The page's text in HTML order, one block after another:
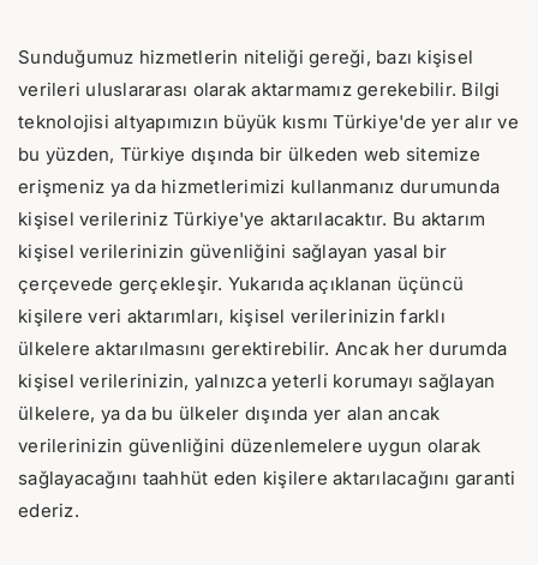
Sunduğumuz hizmetlerin niteliği gereği, bazı kişisel
verileri uluslararası olarak aktarmamız gerekebilir. Bilgi
teknolojisi altyapımızın büyük kısmı Türkiye'de yer alır ve
bu yüzden, Türkiye dışında bir ülkeden web sitemize
erişmeniz ya da hizmetlerimizi kullanmanız durumunda
kişisel verileriniz Türkiye'ye aktarılacaktır. Bu aktarım
kişisel verilerinizin güvenliğini sağlayan yasal bir
çerçevede gerçekleşir. Yukarıda açıklanan üçüncü
kişilere veri aktarımları, kişisel verilerinizin farklı
ülkelere aktarılmasını gerektirebilir. Ancak her durumda
kişisel verilerinizin, yalnızca yeterli korumayı sağlayan
ülkelere, ya da bu ülkeler dışında yer alan ancak
verilerinizin güvenliğini düzenlemelere uygun olarak
sağlayacağını taahhüt eden kişilere aktarılacağını garanti
ederiz.